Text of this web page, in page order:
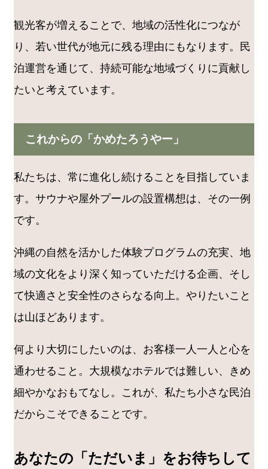
観光客が増えることで、地域の活性化につなが
り、若い世代が地元に残る理由にもなります。民
泊運営を通じて、持続可能な地域づくりに貢献し
たいと考えています。
これからの「かめたろうやー」
私たちは、常に進化し続けることを目指していま
す。サウナや屋外プールの設置構想は、その一例
です。
沖縄の自然を活かした体験プログラムの充実、地
域の文化をより深く知っていただける企画、そし
て快適さと安全性のさらなる向上。やりたいこと
は山ほどあります。
何より大切にしたいのは、お客様一人一人と心を
通わせること。大規模なホテルでは難しい、きめ
細やかなおもてなし。これが、私たち小さな民泊
だからこそできることです。
あなたの「ただいま」をお待ちして